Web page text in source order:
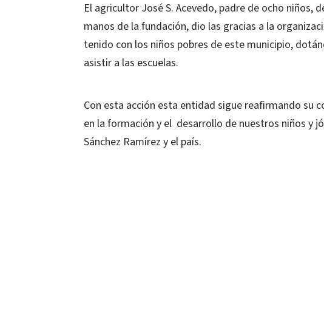
El agricultor José S. Acevedo, padre de ocho niños,
manos de la fundación, dio las gracias a la
tenido con los niños pobres de este municipio,
asistir a las escuelas.
Con esta acción esta entidad sigue reafirmando su
en la formación y el desarrollo de nuestros niños y
Sánchez Ramírez y el país.